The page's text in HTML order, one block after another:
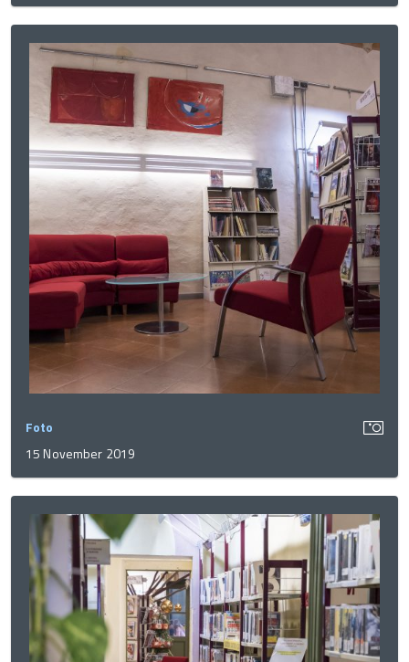
Foto
15 November 2019